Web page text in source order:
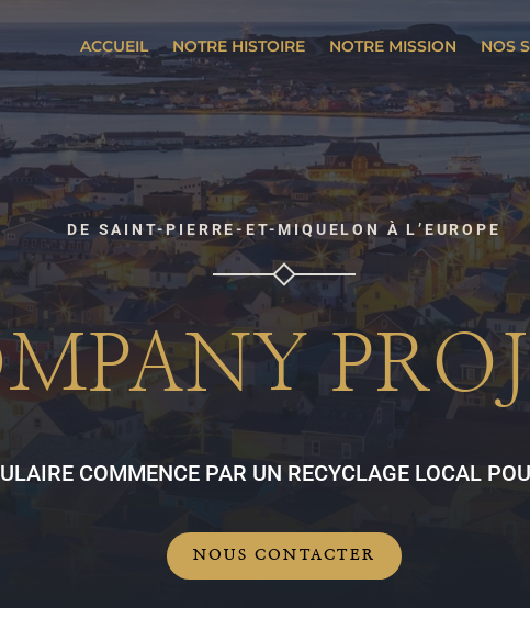
ACCUEIL NOTRE HISTOIRE NOTRE MISSION NOS
DE SAINT-PIERRE-ET-MIQUELON À L’EUROPE
COMMENCE PAR UN RECYCLAGE LOCAL
NOUS CONTACTER